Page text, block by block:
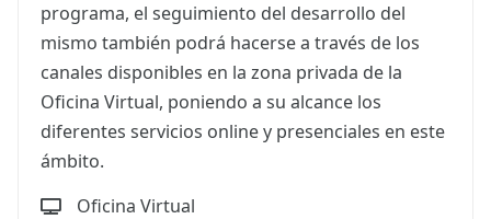
programa, el seguimiento del desarrollo del
mismo también podrá hacerse a través de los
canales disponibles en la zona privada de la
Oficina Virtual, poniendo a su alcance los
diferentes servicios online y presenciales en este
ámbito.
Oficina Virtual